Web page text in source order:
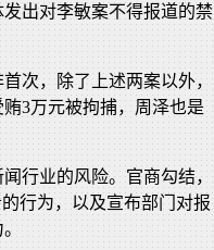
出对李敏案不得报道的禁
次，除了上述两案以外，
3万元被拘捕，周泽也是
行业的风险。官商勾结，
行为，以及宣布部门对报